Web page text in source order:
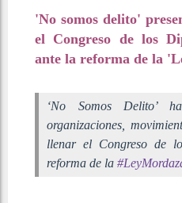
'No somos delito'
el Congreso de los
ante la reforma de la
‘No Somos Delito’
organizaciones,
llenar el Congreso de
reforma de la